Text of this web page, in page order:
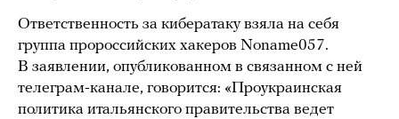
Ответственность за кибератаку взяла на себя
группа пророссийских хакеров Noname057.
В заявлении, опубликованном в связанном с ней
телеграм-канале, говорится: «Проукраинская
политика итальянского правительства ведет